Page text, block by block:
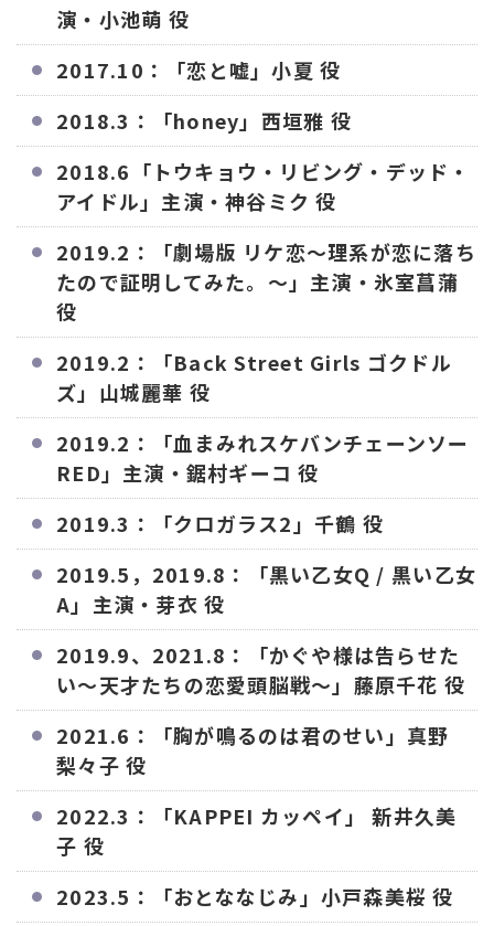
演・小池萌 役
2017.10：「恋と嘘」小夏 役
2018.3：「honey」西垣雅 役
2018.6「トウキョウ・リビング・デッド・
アイドル」主演・神谷ミク 役
2019.2：「劇場版 リケ恋〜理系が恋に落ち
たので証明してみた。〜」主演・氷室菖蒲
役
2019.2：「Back Street Girls ゴクドル
ズ」山城麗華 役
2019.2：「血まみれスケバンチェーンソー
RED」主演・鋸村ギーコ 役
2019.3：「クロガラス2」千鶴 役
2019.5，2019.8：「黒い乙女Q / 黒い乙女
A」主演・芽衣 役
2019.9、2021.8：「かぐや様は告らせた
い〜天才たちの恋愛頭脳戦〜」藤原千花 役
2021.6：「胸が鳴るのは君のせい」真野
梨々子 役
2022.3：「KAPPEI カッペイ」 新井久美
子 役
2023.5：「おとななじみ」小戸森美桜 役